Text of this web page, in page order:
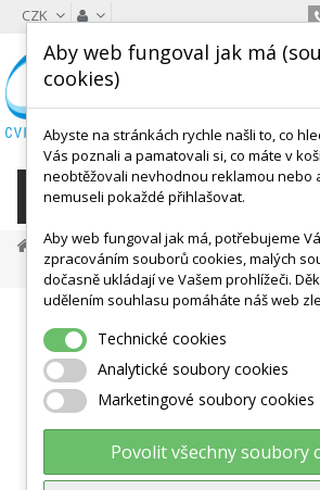
CZK
KATEGORIE
Dětské Aktivity, Didaktika
Hry V
Látkové Padáky
Set Malých Padáků -
Aby web fungoval jak má
cookies)
Abyste na stránkách rychle našli to, co
Vás poznali a pamatovali si, co máte v
neobtěžovali nevhodnou reklamou nebo
nemuseli pokaždé přihlašovat.
Aby web fungoval jak má, potřebujeme
zpracováním souborů cookies, malých
dočasně ukládají ve Vašem prohlížeči.
udělením souhlasu pomáháte náš web
Technické cookies
Analytické soubory cookies
Marketingové soubory cookies
Povolit všechny soubory